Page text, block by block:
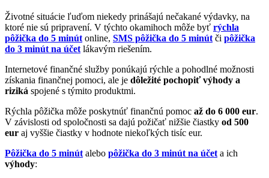
Životné situácie ľuďom niekedy prinášajú nečakané výdavky, na
ktoré nie sú pripravení. V týchto okamihoch môže byť rýchla
pôžička do 5 minút online, SMS pôžička do 5 minút či pôžička
do 3 minút na účet lákavým riešením.
Internetové finančné služby ponúkajú rýchle a pohodlné možnosti
získania finančnej pomoci, ale je dôležité pochopiť výhody a
riziká spojené s týmito produktmi.
Rýchla pôžička môže poskytnúť finančnú pomoc až do 6 000 eur.
V závislosti od spoločnosti sa dajú požičať nižšie čiastky od 500
eur aj vyššie čiastky v hodnote niekoľkých tisíc eur.
Pôžička do 5 minút alebo pôžička do 3 minút na účet a ich
výhody: